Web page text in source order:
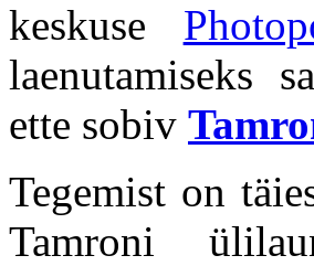
keskuse
laenutamiseks
ette sobiv
Tegemist on
Tamroni